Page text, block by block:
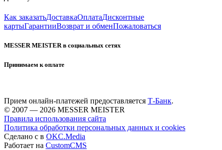
Как заказатьДоставкаОплатаДисконтные
картыГарантииВозврат и обменПожаловаться
MESSER MEISTER в социальных сетях
Принимаем к оплате
Прием онлайн-платежей предоставляется Т-Банк.
© 2007 — 2026 MESSER MEISTER
Правила использования сайта
Политика обработки персональных данных и cookies
Сделано с в OKC.Media
Работает на CustomCMS